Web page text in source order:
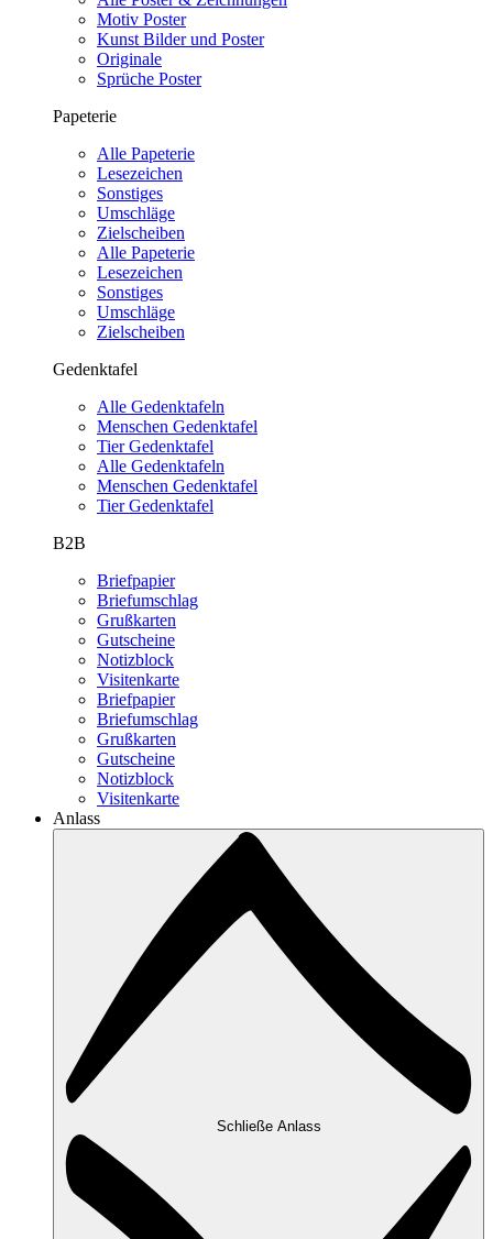
Motiv Poster
Kunst Bilder und Poster
Originale
Sprüche Poster
Papeterie
Alle Papeterie
Lesezeichen
Sonstiges
Umschläge
Zielscheiben
Alle Papeterie
Lesezeichen
Sonstiges
Umschläge
Zielscheiben
Gedenktafel
Alle Gedenktafeln
Menschen Gedenktafel
Tier Gedenktafel
Alle Gedenktafeln
Menschen Gedenktafel
Tier Gedenktafel
B2B
Briefpapier
Briefumschlag
Grußkarten
Gutscheine
Notizblock
Visitenkarte
Briefpapier
Briefumschlag
Grußkarten
Gutscheine
Notizblock
Visitenkarte
Anlass
Schließe Anlass